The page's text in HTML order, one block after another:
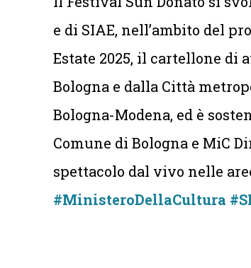
e di SIAE, nell’ambito del
Estate 2025, il cartellone di
Bologna e dalla Città
Bologna-Modena, ed è
Comune di Bologna e MiC
spettacolo dal vivo nelle
#MinisteroDellaCultura